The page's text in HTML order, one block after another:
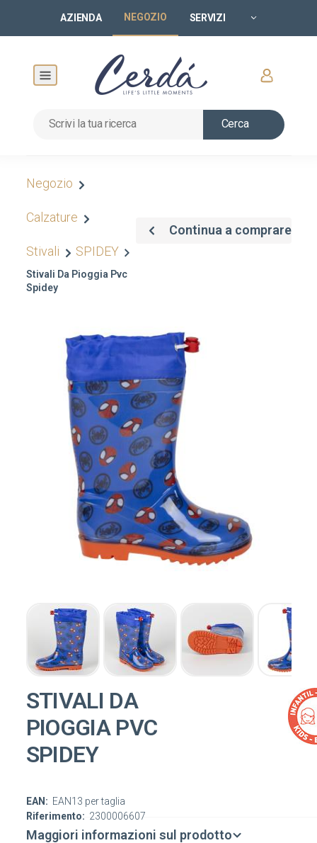
AZIENDA NEGOZIO SERVIZI
Cerca
Negozio
Calzature
Stivali SPIDEY
Stivali Da Pioggia Pvc
Spidey
Continua a comprare
STIVALI DA
PIOGGIA PVC
SPIDEY
Riferimento: 2300006607
EAN: EAN13 per taglia
Maggiori informazioni sul prodotto